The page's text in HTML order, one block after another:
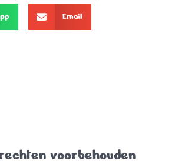
Email
voorbehouden